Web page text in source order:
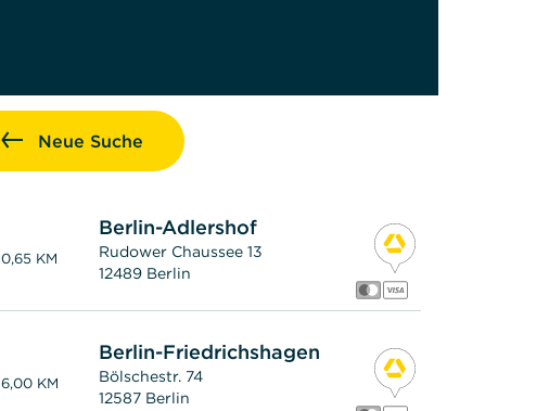
Neue Suche
0,65 KM
Berlin-Adlershof
Rudower Chaussee 13
12489 Berlin
6,00 KM
Berlin-Friedrichshagen
Bölschestr. 74
12587 Berlin